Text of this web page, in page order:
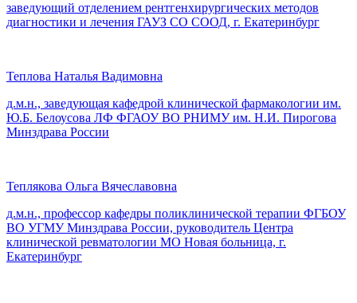
заведующий отделением рентгенхирургических методов
диагностики и лечения ГАУЗ СО СООД, г. Екатеринбург
Теплова Наталья Вадимовна
д.м.н., заведующая кафедрой клинической фармакологии им.
Ю.Б. Белоусова ЛФ ФГАОУ ВО РНИМУ им. Н.И. Пирогова
Минздрава России
Теплякова Ольга Вячеславовна
д.м.н., профессор кафедры поликлинической терапии ФГБОУ
ВО УГМУ Минздрава России, руководитель Центра
клинической ревматологии МО Новая больница, г.
Екатеринбург